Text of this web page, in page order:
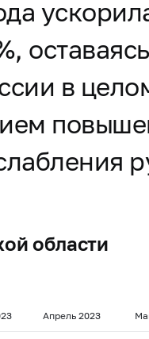
в
области
Апрель 2023